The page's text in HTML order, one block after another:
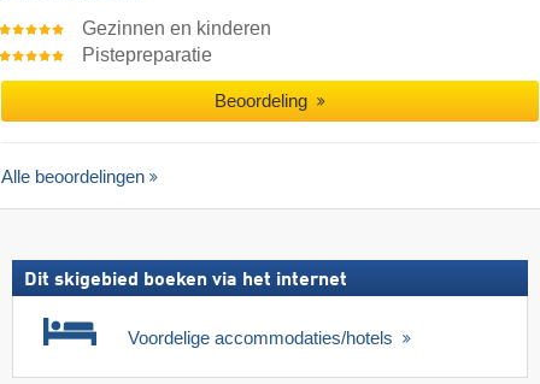
Gezinnen en kinderen
Pistepreparatie
Beoordeling
Alle beoordelingen
Dit skigebied boeken via het internet
Voordelige accommodaties/hotels